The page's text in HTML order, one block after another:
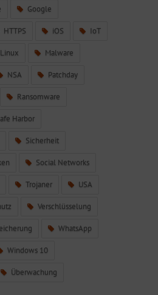
Google
HTTPS iOS IoT
Linux Malware
NSA Patchday
Ransomware
Harbor
Sicherheit
Social Networks
Trojaner USA
Verschlüsselung
WhatsApp
Windows 10
Überwachung